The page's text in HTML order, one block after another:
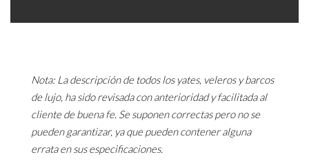
Nota: La descripción de todos los yates, veleros y barcos
de lujo, ha sido revisada con anterioridad y facilitada al
cliente de buena fe. Se suponen correctas pero no se
pueden garantizar, ya que pueden contener alguna
errata en sus especificaciones.